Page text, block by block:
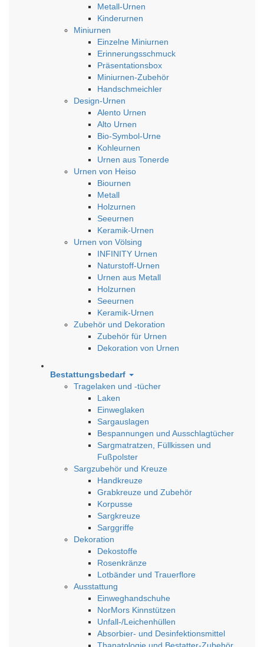
Metall-Urnen
Kinderurnen
Miniurnen
Einzelne Miniurnen
Erinnerungsschmuck
Präsentationsbox
Miniurnen-Zubehör
Handschmeichler
Design-Urnen
Alento Urnen
Alto Urnen
Bio-Symbol-Urne
Kohleurnen
Urnen aus Tonerde
Urnen von Heiso
Biournen
Metall
Holzurnen
Seeurnen
Keramik-Urnen
Urnen von Völsing
INFINITY Urnen
Naturstoff-Urnen
Urnen aus Metall
Holzurnen
Seeurnen
Keramik-Urnen
Zubehör und Dekoration
Zubehör für Urnen
Dekoration von Urnen
Bestattungsbedarf
Tragelaken und -tücher
Laken
Einweglaken
Sargauslagen
Bespannungen und Ausschlagtücher
Sargmatratzen, Füllkissen und
Fußpolster
Sargzubehör und Kreuze
Handkreuze
Grabkreuze und Zubehör
Korpusse
Sargkreuze
Sarggriffe
Dekoration
Dekostoffe
Rosenkränze
Lotbänder und Trauerflore
Ausstattung
Einweghandschuhe
NorMors Kinnstützen
Unfall-/Leichenhüllen
Absorbier- und Desinfektionsmittel